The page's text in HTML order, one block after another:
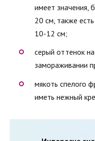
имеет значения,
20 см, также
10-12 см;
серый оттенок
замораживании
мякоть спелого
иметь нежный